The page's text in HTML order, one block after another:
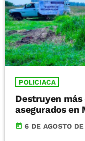
POLICIACA
Destruyen
asegurados en
today 6 DE AGOSTO